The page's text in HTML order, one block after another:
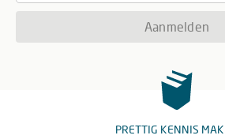
Aanmelden
PRETTIG KENNIS